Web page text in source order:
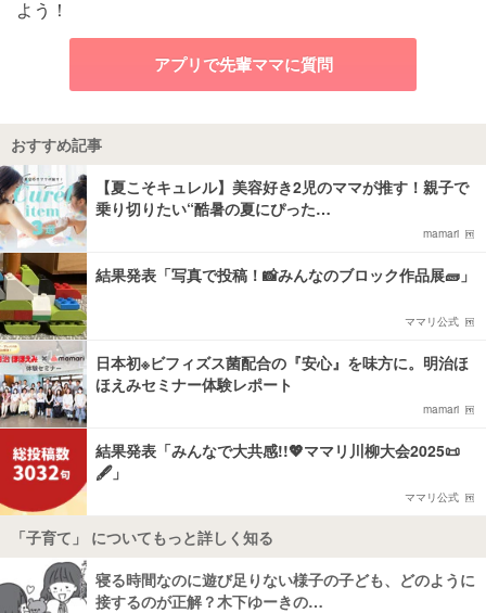
よう！
アプリで先輩ママに質問
おすすめ記事
【夏こそキュレル】美容好き2児のママが推す！親子で
乗り切りたい“酷暑の夏にぴった…
mamari
結果発表「写真で投稿！📸みんなのブロック作品展🧱」
ママリ公式
日本初※ビフィズス菌配合の『安心』を味方に。明治ほ
ほえみセミナー体験レポート
mamari
結果発表「みんなで大共感!!💖ママリ川柳大会2025📜
🖋️」
ママリ公式
「子育て」 についてもっと詳しく知る
寝る時間なのに遊び足りない様子の子ども、どのように
接するのが正解？木下ゆーきの…